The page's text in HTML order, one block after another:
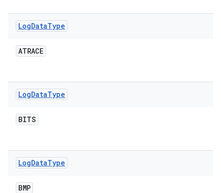
LogDataType
ATRACE
LogDataType
BITS
LogDataType
BMP